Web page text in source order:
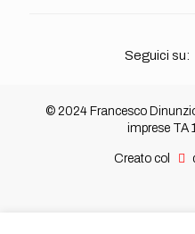
Seguici su:
© 2024 Francesco
imprese
Creato col